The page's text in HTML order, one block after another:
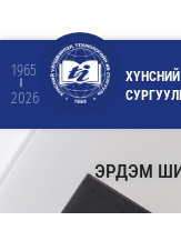
1965
2026
ЭРДЭМ